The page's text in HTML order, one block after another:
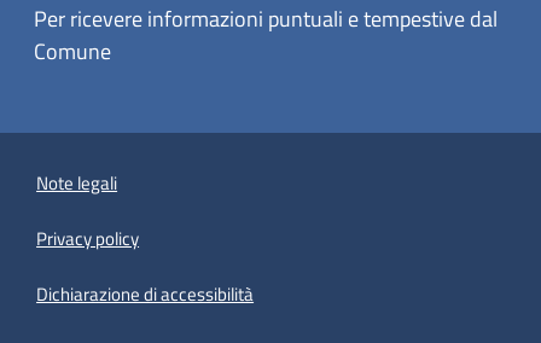
Per ricevere informazioni puntuali e tempestive dal
Comune
Note legali
Privacy policy
Dichiarazione di accessibilità